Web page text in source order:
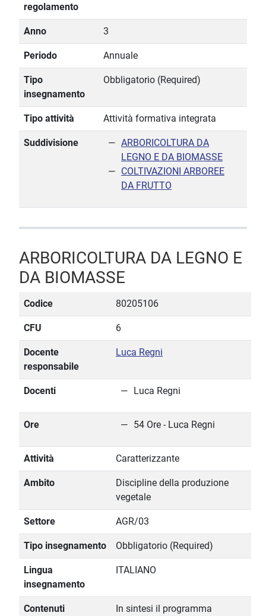
regolamento
Anno 3
Periodo Annuale
Tipo
insegnamento
Obbligatorio (Required)
Tipo attività Attività formativa integrata
Suddivisione
ARBORICOLTURA DA
LEGNO E DA BIOMASSE
COLTIVAZIONI ARBOREE
DA FRUTTO
ARBORICOLTURA DA LEGNO E
DA BIOMASSE
Codice 80205106
CFU 6
Docente
responsabile
Luca Regni
Docenti Luca Regni
Ore 54 Ore - Luca Regni
Attività Caratterizzante
Ambito
Discipline della produzione
vegetale
Settore AGR/03
Tipo insegnamento Obbligatorio (Required)
Lingua
insegnamento
ITALIANO
Contenuti
In sintesi il programma